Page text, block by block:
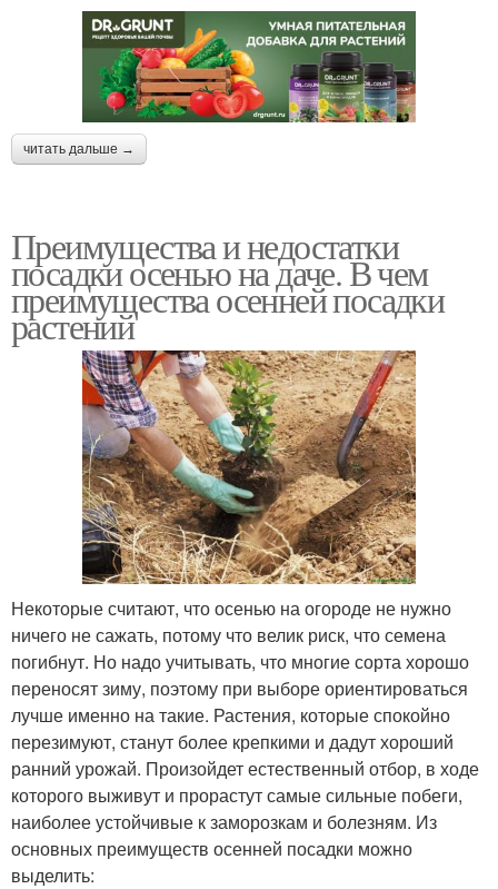
читать дальше →
Преимущества и недостатки
посадки осенью на даче. В чем
преимущества осенней посадки
растений
Некоторые считают, что осенью на огороде не нужно
ничего не сажать, потому что велик риск, что семена
погибнут. Но надо учитывать, что многие сорта хорошо
переносят зиму, поэтому при выборе ориентироваться
лучше именно на такие. Растения, которые спокойно
перезимуют, станут более крепкими и дадут хороший
ранний урожай. Произойдет естественный отбор, в ходе
которого выживут и прорастут самые сильные побеги,
наиболее устойчивые к заморозкам и болезням. Из
основных преимуществ осенней посадки можно
выделить: